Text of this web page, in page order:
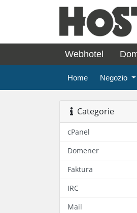
Webhotel
Home Negozio
Categorie
cPanel
Domener
Faktura
IRC
Mail